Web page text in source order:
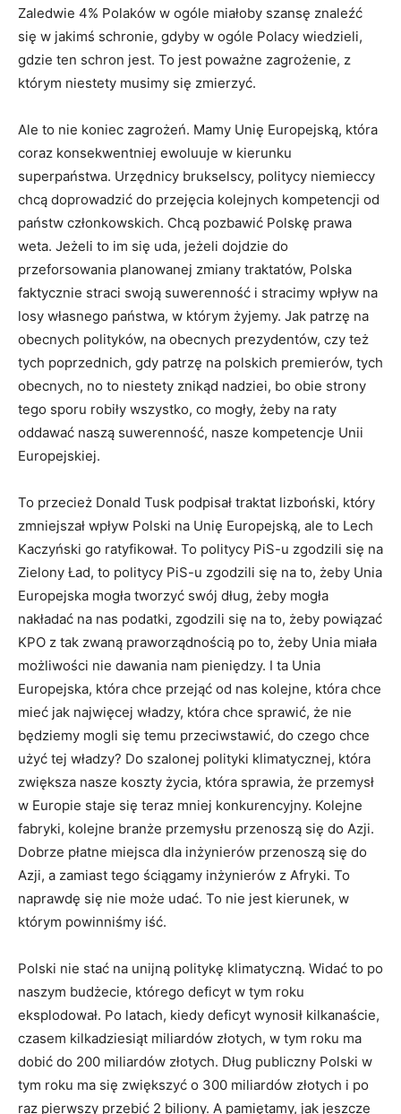
Zaledwie 4% Polaków w ogóle miałoby szansę znaleźć
się w jakimś schronie, gdyby w ogóle Polacy wiedzieli,
gdzie ten schron jest. To jest poważne zagrożenie, z
którym niestety musimy się zmierzyć.
Ale to nie koniec zagrożeń. Mamy Unię Europejską, która
coraz konsekwentniej ewoluuje w kierunku
superpaństwa. Urzędnicy brukselscy, politycy niemieccy
chcą doprowadzić do przejęcia kolejnych kompetencji od
państw członkowskich. Chcą pozbawić Polskę prawa
weta. Jeżeli to im się uda, jeżeli dojdzie do
przeforsowania planowanej zmiany traktatów, Polska
faktycznie straci swoją suwerenność i stracimy wpływ na
losy własnego państwa, w którym żyjemy. Jak patrzę na
obecnych polityków, na obecnych prezydentów, czy też
tych poprzednich, gdy patrzę na polskich premierów, tych
obecnych, no to niestety znikąd nadziei, bo obie strony
tego sporu robiły wszystko, co mogły, żeby na raty
oddawać naszą suwerenność, nasze kompetencje Unii
Europejskiej.
To przecież Donald Tusk podpisał traktat lizboński, który
zmniejszał wpływ Polski na Unię Europejską, ale to Lech
Kaczyński go ratyfikował. To politycy PiS-u zgodzili się na
Zielony Ład, to politycy PiS-u zgodzili się na to, żeby Unia
Europejska mogła tworzyć swój dług, żeby mogła
nakładać na nas podatki, zgodzili się na to, żeby powiązać
KPO z tak zwaną praworządnością po to, żeby Unia miała
możliwości nie dawania nam pieniędzy. I ta Unia
Europejska, która chce przejąć od nas kolejne, która chce
mieć jak najwięcej władzy, która chce sprawić, że nie
będziemy mogli się temu przeciwstawić, do czego chce
użyć tej władzy? Do szalonej polityki klimatycznej, która
zwiększa nasze koszty życia, która sprawia, że przemysł
w Europie staje się teraz mniej konkurencyjny. Kolejne
fabryki, kolejne branże przemysłu przenoszą się do Azji.
Dobrze płatne miejsca dla inżynierów przenoszą się do
Azji, a zamiast tego ściągamy inżynierów z Afryki. To
naprawdę się nie może udać. To nie jest kierunek, w
którym powinniśmy iść.
Polski nie stać na unijną politykę klimatyczną. Widać to po
naszym budżecie, którego deficyt w tym roku
eksplodował. Po latach, kiedy deficyt wynosił kilkanaście,
czasem kilkadziesiąt miliardów złotych, w tym roku ma
dobić do 200 miliardów złotych. Dług publiczny Polski w
tym roku ma się zwiększyć o 300 miliardów złotych i po
raz pierwszy przebić 2 biliony. A pamiętamy, jak jeszcze